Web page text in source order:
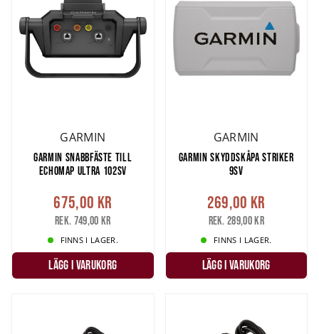
GARMIN
GARMIN SNABBFÄSTE TILL
ECHOMAP ULTRA 102SV
675,00 kr
Rek. 749,00 kr
FINNS I LAGER.
LÄGG I VARUKORG
GARMIN
GARMIN SKYDDSKÅPA STRIKER
9SV
269,00 kr
Rek. 289,00 kr
FINNS I LAGER.
LÄGG I VARUKORG